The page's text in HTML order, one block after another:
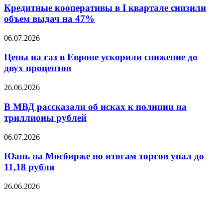
не
состоялся
в
I
квартале
объем
на
47%
Кредитные кооперативы в I квартале снизили
объем выдач на 47%
Цены
газ
Европе
снижение
двух
процентов
06.07.2026
Цены на газ в Европе ускорили снижение до
двух процентов
В
рассказали
об
исках
полиции
триллионы
рублей
26.06.2026
В МВД рассказали об исках к полиции на
триллионы рублей
Юань
Мосбирже
по
итогам
упал
06.07.2026
Юань на Мосбирже по итогам торгов упал до
11,18 рубля
Binance
26.06.2026